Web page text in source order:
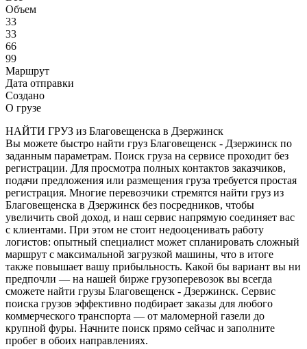
Объем
33
33
66
99
Маршрут
Дата отправки
Создано
О грузе
НАЙТИ ГРУЗ из Благовещенска в Дзержинск
Вы можете быстро найти груз Благовещенск - Дзержинск по
заданным параметрам. Поиск груза на сервисе проходит без
регистрации. Для просмотра полных контактов заказчиков,
подачи предложения или размещения груза требуется простая
регистрация. Многие перевозчики стремятся найти груз из
Благовещенска в Дзержинск без посредников, чтобы
увеличить свой доход, и наш сервис напрямую соединяет вас
с клиентами. При этом не стоит недооценивать работу
логистов: опытный специалист может спланировать сложный
маршрут с максимальной загрузкой машины, что в итоге
также повышает вашу прибыльность. Какой бы вариант вы ни
предпочли — на нашей бирже грузоперевозок вы всегда
сможете найти грузы Благовещенск - Дзержинск. Сервис
поиска грузов эффективно подбирает заказы для любого
коммерческого транспорта — от маломерной газели до
крупной фуры. Начните поиск прямо сейчас и заполните
пробег в обоих направлениях.